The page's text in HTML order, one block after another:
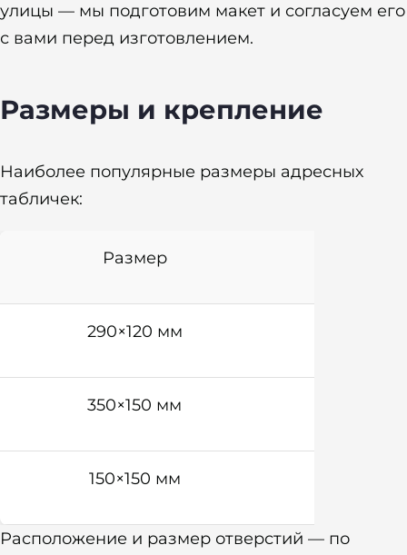
улицы — мы подготовим макет и согласуем его
с вами перед изготовлением.
Размеры и крепление
Наиболее популярные размеры адресных
табличек:
Размер
290×120 мм
350×150 мм
150×150 мм
Расположение и размер отверстий — по